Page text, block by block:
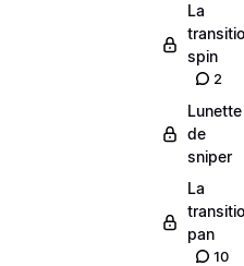
La
spin
2
Lunette
de
sniper
La
pan
10